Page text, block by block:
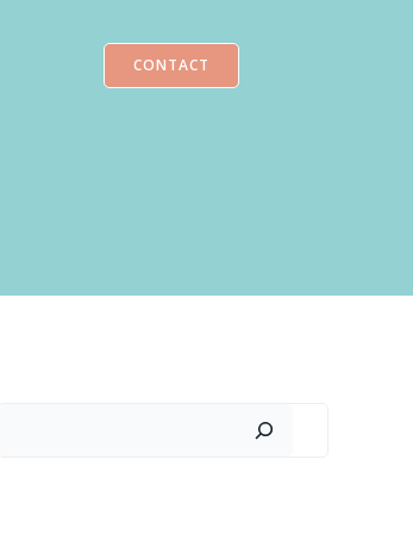
CONTACT